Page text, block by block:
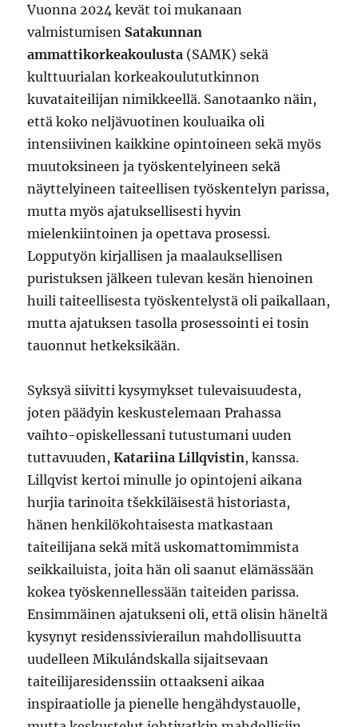
Vuonna 2024 kevät toi mukanaan
valmistumisen Satakunnan
ammattikorkeakoulusta (SAMK) sekä
kulttuurialan korkeakoulututkinnon
kuvataiteilijan nimikkeellä. Sanotaanko näin,
että koko neljävuotinen kouluaika oli
intensiivinen kaikkine opintoineen sekä myös
muutoksineen ja työskentelyineen sekä
näyttelyineen taiteellisen työskentelyn parissa,
mutta myös ajatuksellisesti hyvin
mielenkiintoinen ja opettava prosessi.
Lopputyön kirjallisen ja maalauksellisen
puristuksen jälkeen tulevan kesän hienoinen
huili taiteellisesta työskentelystä oli paikallaan,
mutta ajatuksen tasolla prosessointi ei tosin
tauonnut hetkeksikään.
Syksyä siivitti kysymykset tulevaisuudesta,
joten päädyin keskustelemaan Prahassa
vaihto-opiskellessani tutustumani uuden
tuttavuuden,Katariina Lillqvistin, kanssa.
Lillqvist kertoi minulle jo opintojeni aikana
hurjia tarinoita tšekkiläisestä historiasta,
hänen henkilökohtaisesta matkastaan
taiteilijana sekä mitä uskomattomimmista
seikkailuista, joita hän oli saanut elämässään
kokea työskennellessään taiteiden parissa.
Ensimmäinen ajatukseni oli, että olisin häneltä
kysynyt residenssivierailun mahdollisuutta
uudelleen Mikulándskalla sijaitsevaan
taiteilijaresidenssiin ottaakseni aikaa
inspiraatiolle ja pienelle hengähdystauolle,